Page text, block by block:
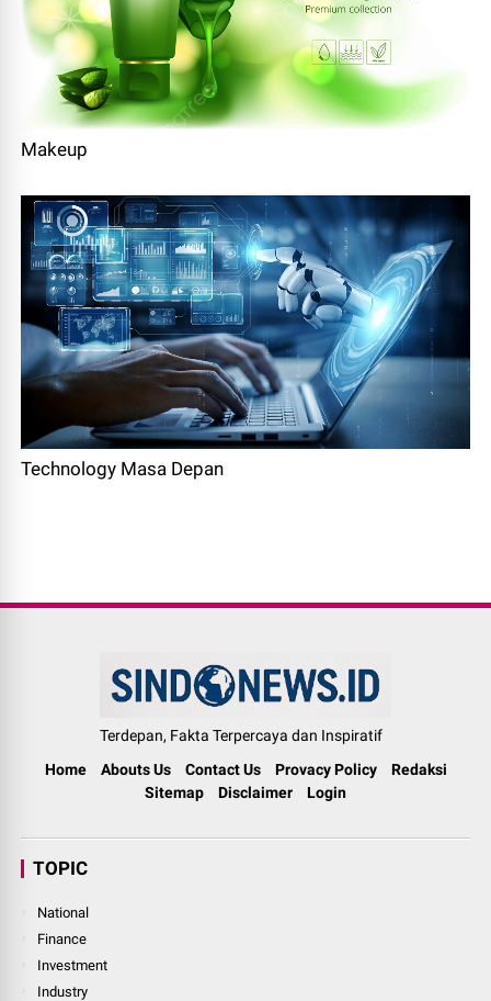
Makeup
Technology Masa Depan
Terdepan, Fakta Terpercaya dan Inspiratif
Home
Abouts Us Contact Us Provacy Policy
Redaksi
Sitemap
Disclaimer Login
TOPIC
National
Finance
Investment
Industry